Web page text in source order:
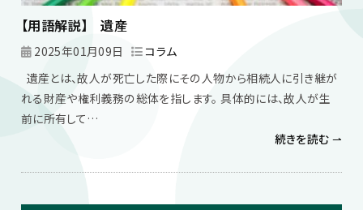
【用語解説】 遺産
2025年01月09日
コラム
遺産とは、故人が死亡した際にその人物から相続人に引き継が
れる財産や権利義務の総体を指します。 具体的には、故人が生
前に所有して…
続きを読む ⇀